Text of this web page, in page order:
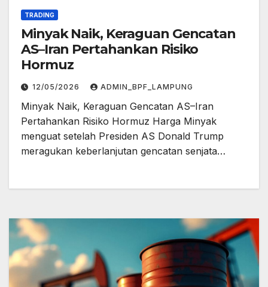
TRADING
Minyak Naik, Keraguan Gencatan
AS–Iran Pertahankan Risiko
Hormuz
12/05/2026 ADMIN_BPF_LAMPUNG
Minyak Naik, Keraguan Gencatan AS–Iran
Pertahankan Risiko Hormuz Harga Minyak
menguat setelah Presiden AS Donald Trump
meragukan keberlanjutan gencatan senjata…